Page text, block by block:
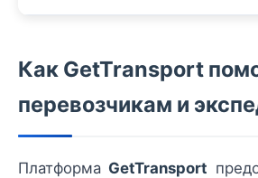
Как GetTransport
перевозчикам и
Платформа GetTransport